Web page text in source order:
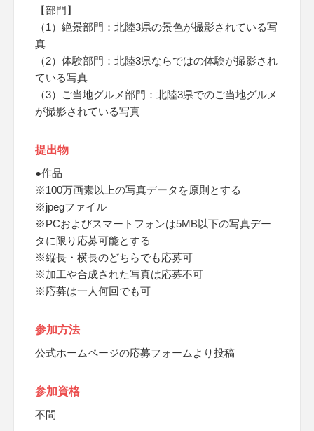
【部門】
（1）絶景部門：北陸3県の景色が撮影されている写
真
（2）体験部門：北陸3県ならではの体験が撮影され
ている写真
（3）ご当地グルメ部門：北陸3県でのご当地グルメ
が撮影されている写真
提出物
●作品
※100万画素以上の写真データを原則とする
※jpegファイル
※PCおよびスマートフォンは5MB以下の写真デー
タに限り応募可能とする
※縦長・横長のどちらでも応募可
※加工や合成された写真は応募不可
※応募は一人何回でも可
参加方法
公式ホームページの応募フォームより投稿
参加資格
不問